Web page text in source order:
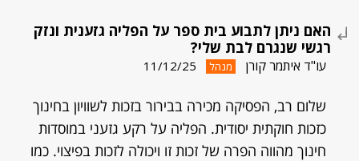
האם ניתן לתבוע בית ספר על הפליה גזענית ונזק
רגשי שנגרם לבת שלי?
עו"ד איתמר קורן מנהל 11/12/25
שלום רב, הפסיקה מכירה בבירור בזכות לשוויון בחינוך
כזכות חוקתית יסודית. הפליה על רקע גזעני במוסדות
חינוך מהווה הפרה של זכות זו ויכולה לזכות בפיצוי. כמו